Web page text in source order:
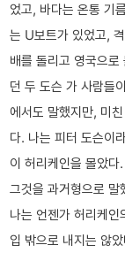
었고, 바다는 온통 기
는 U보트가 있었고,
배를 돌리고 영국으
던 두 도슨 가 사람들
에서도 말했지만, 미
다. 나는 피터 도슨이
이 허리케인을 몰았
그것을 과거형으로 말
나는 언젠가 허리케인
입 밖으로 내지는 않